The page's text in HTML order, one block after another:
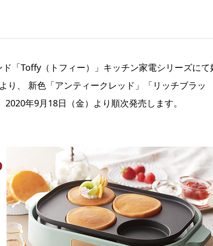
「Toffy（トフィー）」キッチン家電シリーズにて
り、 新色「アンティークレッド」「リッチブラッ
年9月18日（金）より順次発売します。